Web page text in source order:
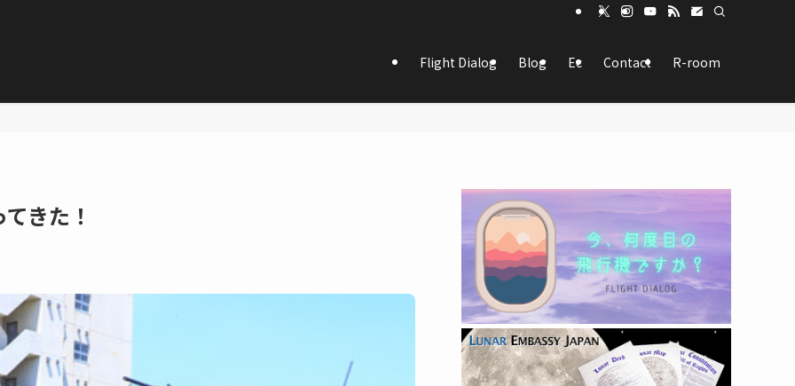
Flight Dialog Blog Ec Contact R-room
きた！